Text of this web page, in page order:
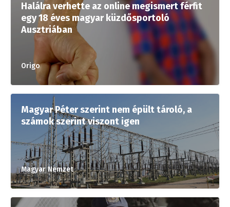
Halálra verhette az online megismert férfit
egy 18 éves magyar küzdősportoló
Ausztriában
Origo
Magyar Péter szerint nem épült tároló, a
számok szerint viszont igen
Magyar Nemzet